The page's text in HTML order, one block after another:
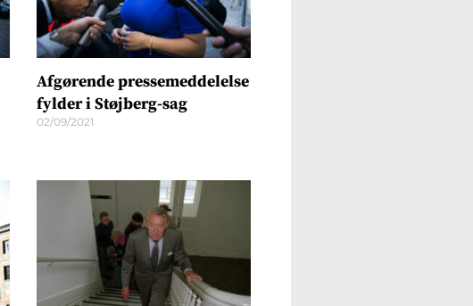
Afgørende pressemeddelelse
fylder i Støjberg-sag
02/09/2021